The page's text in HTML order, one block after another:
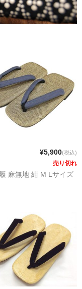
¥5,900(税込)
売り切れ
麻無地 紺 M Lサイズ